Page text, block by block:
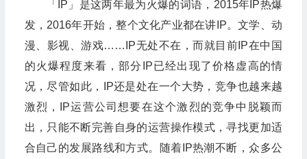
「IP」是这两年最为火爆的词语，2015年IP热爆
发，2016年开始，整个文化产业都在讲IP。文学、动
漫、影视、游戏……IP无处不在，而就目前IP在中国
的火爆程度来看，部分IP已经出现了价格虚高的情
况，尽管如此，IP还是处在一个大势，竞争也越来越
激烈，IP运营公司想要在这个激烈的竞争中脱颖而
出，只能不断完善自身的运营操作模式，寻找更加适
合自己的发展路线和方式。随着IP热潮不断，众多公